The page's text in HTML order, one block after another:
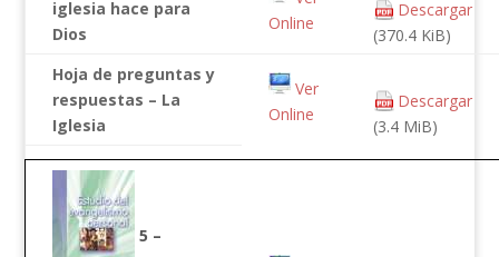
iglesia hace para
Dios
Online
Descargar
(370.4 KiB)
Hoja de preguntas y
respuestas – La
Iglesia
Ver
Online
Descargar
(3.4 MiB)
5 –